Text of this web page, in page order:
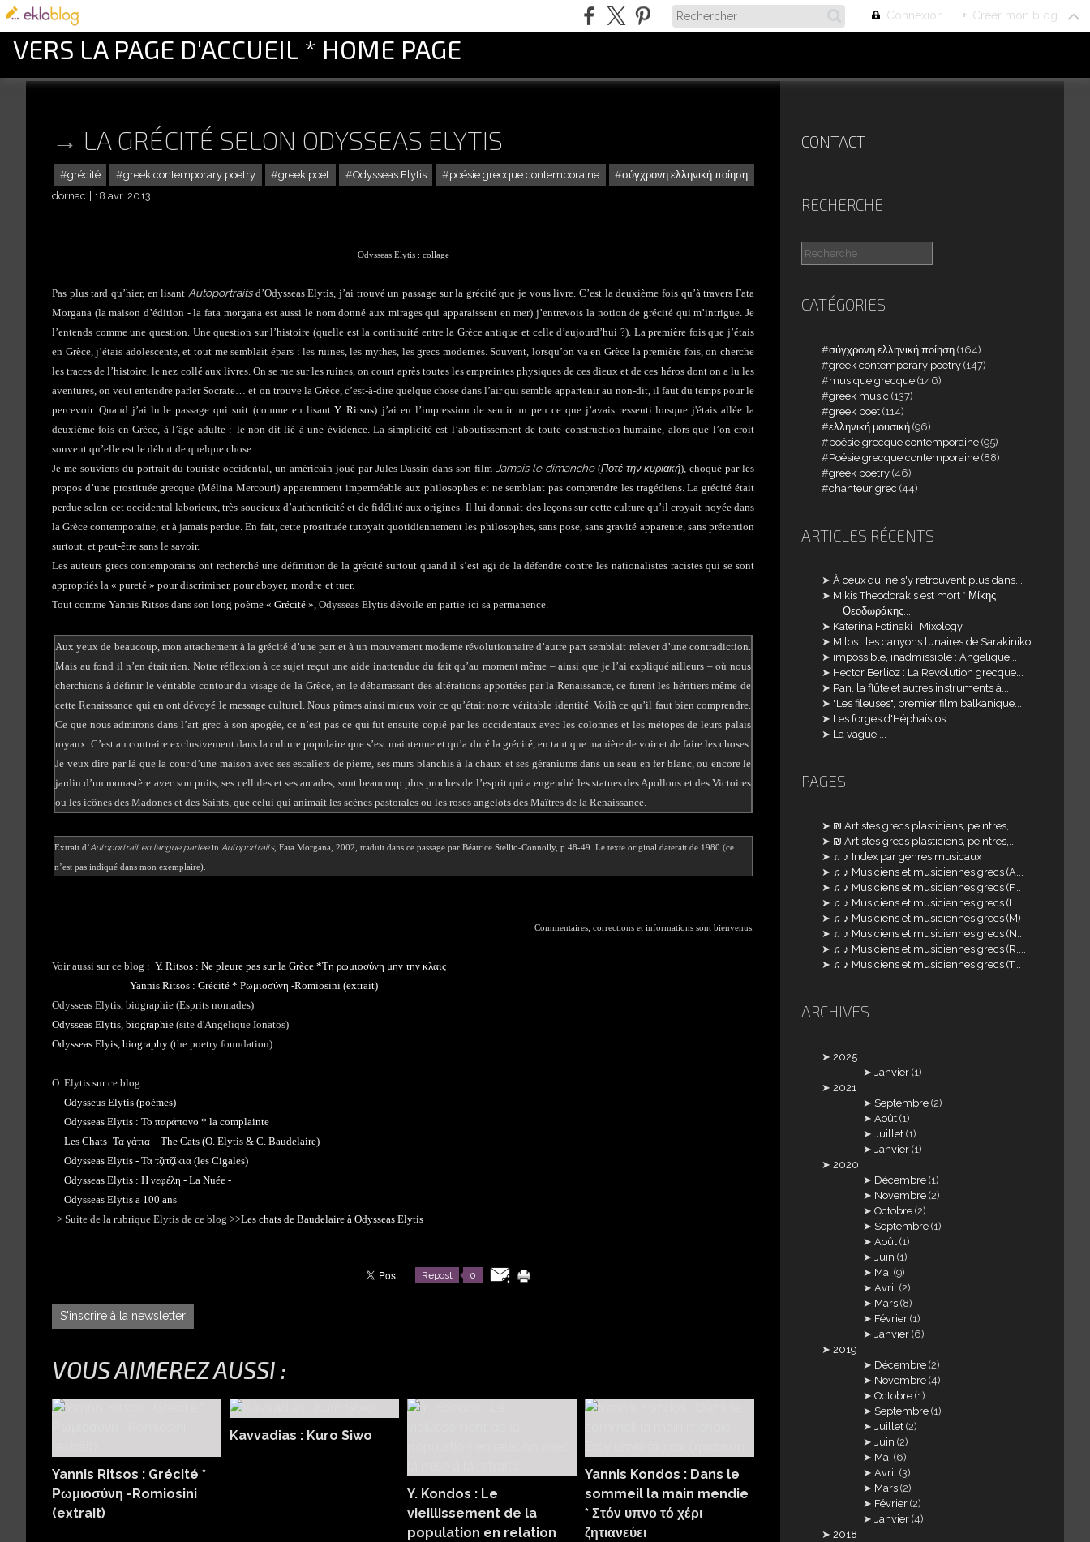
Connexion + Créer mon blog
VERS LA PAGE D'ACCUEIL * HOME PAGE
LA GRÉCITÉ SELON ODYSSEAS ELYTIS
grécité greek contemporary poetry greek poet Odysseas Elytis poésie grecque contemporaine
σύγχρονη ελληνική ποίηση
dornac
18 avr. 2013
Odysseas Elytis : collage
Pas plus tard qu’hier, en lisant Autoportraitsd’Odysseas Elytis, j’ai trouvé un passage sur la grécité que je vous livre. C’est la deuxième fois qu’à travers Fata
Morgana (la maison d’édition - la fata morgana est aussi le nom donné aux mirages qui apparaissent en mer) j’entrevois la notion de grécité qui m’intrigue. Je
l’entends comme une question. Une question sur l’histoire (quelle est la continuité entre la Grèce antique et celle d’aujourd’hui ?). La première fois que j’étais
en Grèce, j’étais adolescente, et tout me semblait épars : les ruines, les mythes, les grecs modernes. Souvent, lorsqu’on va en Grèce la première fois, on cherche
les traces de l’histoire, le nez collé aux livres. On se rue sur les ruines, on court après toutes les empreintes physiques de ces dieux et de ces héros dont on a lu les
aventures, on veut entendre parler Socrate… et on trouve la Grèce, c’est-à-dire quelque chose dans l’air qui semble appartenir au non-dit, il faut du temps pour le
percevoir. Quand j’ai lu le passage qui suit (comme en lisantY. Ritsos) j’ai eu l’impression de sentir un peu ce que j’avais ressenti lorsque j'étais allée la
deuxième fois en Grèce, à l’âge adulte : le non-dit lié à une évidence.La simplicité est l’aboutissement de toute construction humaine, alors que l’on croit
souvent qu’elle est le début de quelque chose.
Je me souviens du portrait du touriste occidental, un américain joué par Jules Dassin dans son film Jamais le dimanche(Ποτέ την κυριακή), choqué par les
propos d’une prostituée grecque (Mélina Mercouri) apparemment imperméable aux philosophes et ne semblant pas comprendre les tragédiens. La grécité était
perdue selon cet occidental laborieux, très soucieux d’authenticité et de fidélité aux origines. Il lui donnait des leçons sur cette culture qu’il croyait noyée dans
la Grèce contemporaine, et à jamais perdue. En fait, cette prostituée tutoyait quotidiennement les philosophes, sans pose, sans gravité apparente, sans prétention
surtout, et peut-être sans le savoir.
Les auteurs grecs contemporains ont recherché une définition de la grécité surtout quand il s’est agi de la défendre contre les nationalistes racistes qui se sont
appropriés la « pureté » pour discriminer, pour aboyer, mordre et tuer.
Tout comme Yannis Ritsos dans son long poème « Grécité », Odysseas Elytis dévoile en partie ici sa permanence.
Aux yeux de beaucoup, mon attachement à la grécité d’une part et à un mouvement moderne révolutionnaire d’autre part semblait relever d’une contradiction.
Mais au fond il n’en était rien. Notre réflexion à ce sujet reçut une aide inattendue du fait qu’au moment même – ainsi que je l’ai expliqué ailleurs – où nous
cherchions à définir le véritable contour du visage de la Grèce, en le débarrassant des altérations apportées par la Renaissance, ce furent les héritiers même de
cette Renaissance qui en ont dévoyé le message culturel. Nous pûmes ainsi mieux voir ce qu’était notre véritable identité. Voilà ce qu’il faut bien comprendre.
Ce que nous admirons dans l’art grec à son apogée, ce n’est pas ce qui fut ensuite copié par les occidentaux avec les colonnes et les métopes de leurs palais
royaux. C’est au contraire exclusivement dans la culture populaire que s’est maintenue et qu’a duré la grécité, en tant que manière de voir et de faire les choses.
Je veux dire par là que la cour d’une maison avec ses escaliers de pierre, ses murs blanchis à la chaux et ses géraniums dans un seau en fer blanc, ou encore le
jardin d’un monastère avec son puits, ses cellules et ses arcades, sont beaucoup plus proches de l’esprit qui a engendré les statues des Apollons et des Victoires
ou les icônes des Madones et des Saints, que celui qui animait les scènes pastorales ou les roses angelots des Maîtres de la Renaissance.
Extrait d’Autoportrait en langue parléein Autoportraits, Fata Morgana, 2002, traduit dans ce passage par Béatrice Stellio-Connolly, p.48-49. Le texte original daterait de 1980 (ce
n’est pas indiqué dans mon exemplaire).
Commentaires, corrections et informations sont bienvenus.
Voir aussi sur ce blog : Y. Ritsos : Ne pleure pas sur la Grèce *Τη ρωμιοσύνη μην την κλαις
Yannis Ritsos : Grécité * Ρωμιοσύνη -Romiosini (extrait)
Odysseas Elytis, biographie (Esprits nomades)
Odysseas Elytis, biographie (site d'Angelique Ionatos)
Odysseas Elyis, biography (the poetry foundation)
O. Elytis sur ce blog :
Odysseus Elytis (poèmes)
Odysseas Elytis : Το παράπoνο * la complainte
Les Chats- Τα γάτια – The Cats (O. Elytis & C. Baudelaire)
Odysseas Elytis - Τα τζιτζίκια (les Cigales)
Odysseas Elytis : Η νεφέλη - La Nuée -
Odysseas Elytis a 100 ans
> Suite de la rubrique Elytis de ce blog >>Les chats de Baudelaire à Odysseas Elytis
Repost 0
S'inscrire à la newsletter
VOUS AIMEREZ AUSSI :
Yannis Ritsos : Grécité *
Ρωμιοσύνη -Romiosini
(extrait)
Kavvadias : Kuro Siwo
Y. Kondos : Le
vieillissement de la
population en relation
Yannis Kondos : Dans le
sommeil la main mendie
* Στόν υπνο τό χέρι
ζητιανεύει
CONTACT
RECHERCHE
CATÉGORIES
σύγχρονη ελληνική ποίηση (164)
greek contemporary poetry (147)
musique grecque (146)
greek music (137)
greek poet (114)
ελληνική μουσική (96)
poésie grecque contemporaine (95)
Poésie grecque contemporaine (88)
greek poetry (46)
chanteur grec (44)
ARTICLES RÉCENTS
À ceux qui ne s'y retrouvent plus dans...
Mikis Theodorakis est mort * Μίκης
Θεοδωράκης...
Katerina Fotinaki : Mixology
Milos : les canyons lunaires de Sarakiniko
impossible, inadmissible : Angelique...
Hector Berlioz : La Revolution grecque...
Pan, la flûte et autres instruments à...
"Les fileuses", premier film balkanique...
Les forges d'Héphaïstos
La vague....
PAGES
₪ Artistes grecs plasticiens, peintres,...
₪ Artistes grecs plasticiens, peintres,...
♫ ♪ Index par genres musicaux
♫ ♪ Musiciens et musiciennes grecs (A...
♫ ♪ Musiciens et musiciennes grecs (F...
♫ ♪ Musiciens et musiciennes grecs (I...
♫ ♪ Musiciens et musiciennes grecs (M)
♫ ♪ Musiciens et musiciennes grecs (N...
♫ ♪ Musiciens et musiciennes grecs (R,...
♫ ♪ Musiciens et musiciennes grecs (T...
ARCHIVES
2025
Janvier (1)
2021
Septembre (2)
Août (1)
Juillet (1)
Janvier (1)
2020
Décembre (1)
Novembre (2)
Octobre (2)
Septembre (1)
Août (1)
Juin (1)
Mai (9)
Avril (2)
Mars (8)
Février (1)
Janvier (6)
2019
Décembre (2)
Novembre (4)
Octobre (1)
Septembre (1)
Juillet (2)
Juin (2)
Mai (6)
Avril (3)
Mars (2)
Février (2)
Janvier (4)
2018